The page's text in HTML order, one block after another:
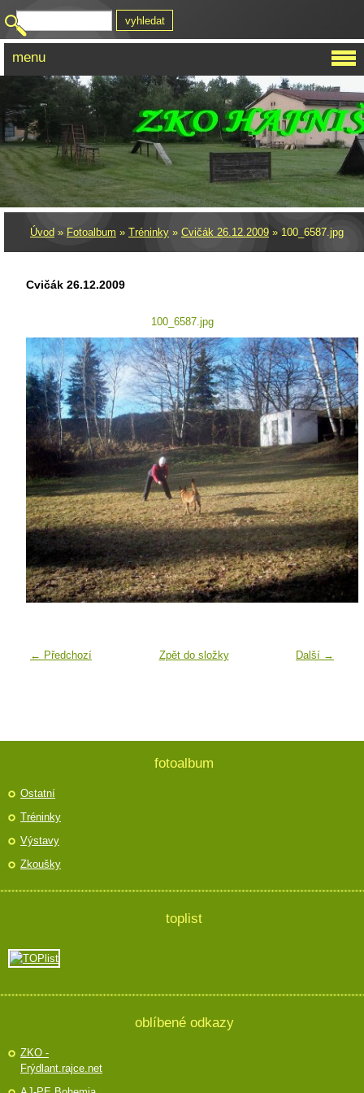
Úvod » Fotoalbum » Tréninky » Cvičák 26.12.2009 » 100_6587.jpg
Cvičák 26.12.2009
100_6587.jpg
← Předchozí Další →
Zpět do složky
menu
fotoalbum
Ostatní
Tréninky
Výstavy
Zkoušky
toplist
oblíbené odkazy
ZKO -
Frýdlant.rajce.net